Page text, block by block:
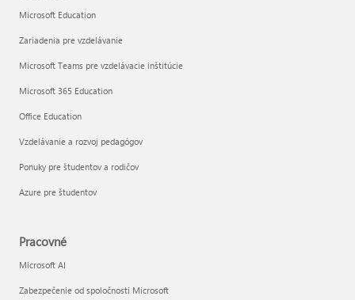
Microsoft Education
Zariadenia pre vzdelávanie
Microsoft Teams pre vzdelávacie inštitúcie
Microsoft 365 Education
Office Education
Vzdelávanie a rozvoj pedagógov
Ponuky pre študentov a rodičov
Azure pre študentov
Pracovné
Microsoft AI
Zabezpečenie od spoločnosti Microsoft